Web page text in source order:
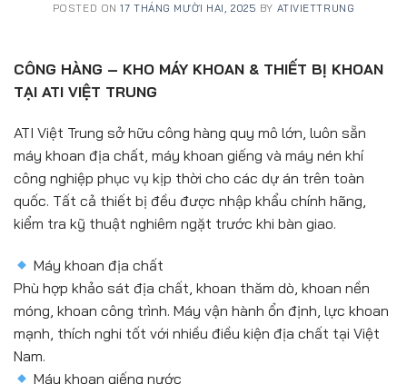
POSTED ON17 THÁNG MƯỜI HAI, 2025 BY ATIVIETTRUNG
CÔNG HÀNG – KHO MÁY KHOAN & THIẾT BỊ KHOAN
TẠI ATI VIỆT TRUNG
ATI Việt Trung sở hữu công hàng quy mô lớn, luôn sẵn
máy khoan địa chất, máy khoan giếng và máy nén khí
công nghiệp phục vụ kịp thời cho các dự án trên toàn
quốc. Tất cả thiết bị đều được nhập khẩu chính hãng,
kiểm tra kỹ thuật nghiêm ngặt trước khi bàn giao.
Máy khoan địa chất
Phù hợp khảo sát địa chất, khoan thăm dò, khoan nền
móng, khoan công trình. Máy vận hành ổn định, lực khoan
mạnh, thích nghi tốt với nhiều điều kiện địa chất tại Việt
Nam.
Máy khoan giếng nước